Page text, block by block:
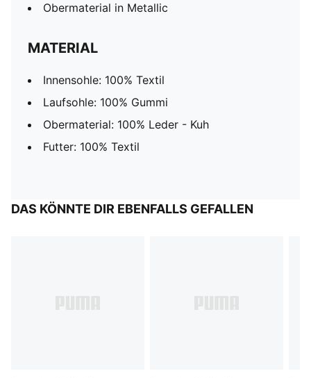
Obermaterial in Metallic
MATERIAL
Innensohle: 100% Textil
Laufsohle: 100% Gummi
Obermaterial: 100% Leder - Kuh
Futter: 100% Textil
DAS KÖNNTE DIR EBENFALLS GEFALLEN